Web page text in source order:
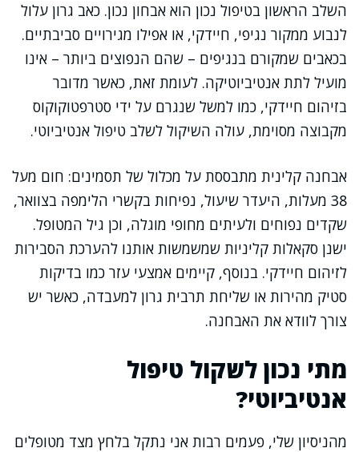
השלב הראשון בטיפול נכון הוא אבחון נכון. כאב גרון עלול
לנבוע ממקור נגיפי, חיידקי, או אפילו מגירויים סביבתיים.
בכאבים שמקורם בנגיפים – שהם הנפוצים ביותר – אינו
מועיל לתת אנטיביוטיקה. לעומת זאת, כאשר מדובר
בזיהום חיידקי, כמו למשל שנגרם על ידי סטרפטוקוקוס
מקבוצה מסוימת, עולה השיקול לשלב טיפול אנטיביוטי.
אבחנה קלינית מתבססת על מכלול של תסמינים: חום מעל
38 מעלות, היעדר שיעול, נפיחות בקשרי הלימפה בצוואר,
שקדים נפוחים ולעיתים מחופי מוגלה, וכן גיל המטופל.
ישנן סקאלות קליניות שמשמשות אותנו להערכת הסבירות
לזיהום חיידקי. בנוסף, קיימים אמצעי עזר כמו בדיקות
סטיק מהירות או שליחת תרבית גרון למעבדה, כאשר יש
צורך לוודא את האבחנה.
מתי נכון לשקול טיפול
אנטיביוטי?
מהניסיון שלי, פעמים רבות אני נתקל בלחץ מצד מטופלים